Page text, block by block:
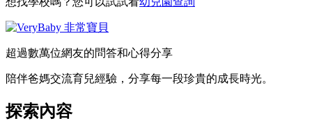
超過數萬位網友的問答和心得分享
陪伴爸媽交流育兒經驗，分享每一段珍貴的成長時光。
探索內容